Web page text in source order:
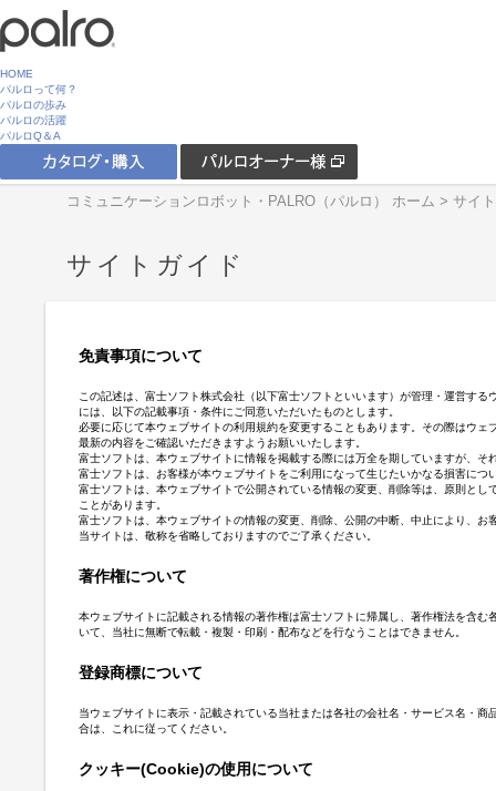
HOME
パルロって何？
パルロの歩み
パルロの活躍
パルロQ＆A
コミュニケーションロボット・PALRO（パルロ） ホーム > サイ
サイトガイド
免責事項について
この記述は、富士ソフト株式会社（以下富士ソフトといいます）が管理・運営す
には、以下の記載事項・条件にご同意いただいたものとします。
必要に応じて本ウェブサイトの利用規約を変更することもあります。その際はウ
最新の内容をご確認いただきますようお願いいたします。
富士ソフトは、本ウェブサイトに情報を掲載する際には万全を期していますが、
富士ソフトは、お客様が本ウェブサイトをご利用になって生じたいかなる損害につ
富士ソフトは、本ウェブサイトで公開されている情報の変更、削除等は、原則と
ことがあります。
富士ソフトは、本ウェブサイトの情報の変更、削除、公開の中断、中止により、
当サイトは、敬称を省略しておりますのでご了承ください。
著作権について
本ウェブサイトに記載される情報の著作権は富士ソフトに帰属し、著作権法を含
いて、当社に無断で転載・複製・印刷・配布などを行なうことはできません。
登録商標について
当ウェブサイトに表示・記載されている当社または各社の会社名・サービス名・
合は、これに従ってください。
クッキー(Cookie)の使用について